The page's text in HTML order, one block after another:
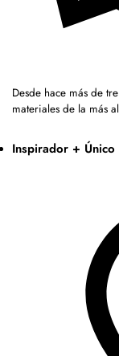
Desde hace más de
materiales de la más
Inspirador + Único